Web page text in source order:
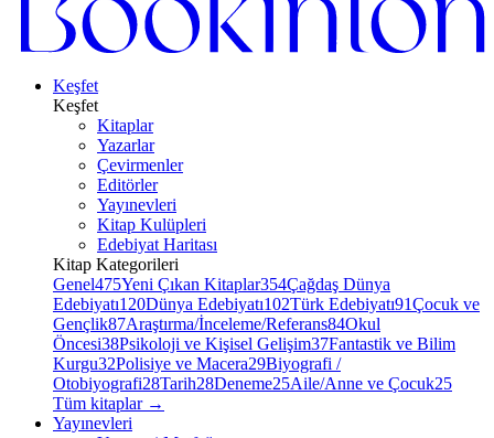
Keşfet
Keşfet
Kitaplar
Yazarlar
Çevirmenler
Editörler
Yayınevleri
Kitap Kulüpleri
Edebiyat Haritası
Kitap Kategorileri
Genel475Yeni Çıkan Kitaplar354Çağdaş Dünya
Edebiyatı120Dünya Edebiyatı102Türk Edebiyatı91Çocuk ve
Gençlik87Araştırma/İnceleme/Referans84Okul
Öncesi38Psikoloji ve Kişisel Gelişim37Fantastik ve Bilim
Kurgu32Polisiye ve Macera29Biyografi /
Otobiyografi28Tarih28Deneme25Aile/Anne ve Çocuk25
Tüm kitaplar →
Yayınevleri